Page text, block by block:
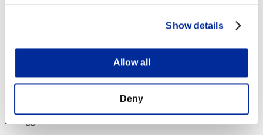
Show details
Allow all
Deny
Punteggio: -